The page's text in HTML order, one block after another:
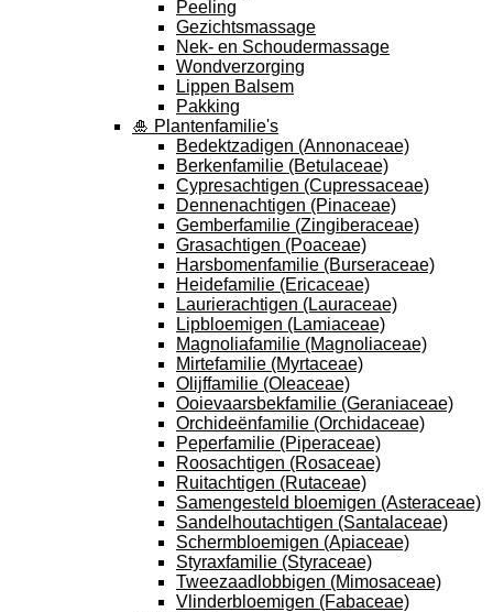
Peeling
Gezichtsmassage
Nek- en Schoudermassage
Wondverzorging
Lippen Balsem
Pakking
🎍 Plantenfamilie's
Bedektzadigen (Annonaceae)
Berkenfamilie (Betulaceae)
Cypresachtigen (Cupressaceae)
Dennenachtigen (Pinaceae)
Gemberfamilie (Zingiberaceae)
Grasachtigen (Poaceae)
Harsbomenfamilie (Burseraceae)
Heidefamilie (Ericaceae)
Laurierachtigen (Lauraceae)
Lipbloemigen (Lamiaceae)
Magnoliafamilie (Magnoliaceae)
Mirtefamilie (Myrtaceae)
Olijffamilie (Oleaceae)
Ooievaarsbekfamilie (Geraniaceae)
Orchideënfamilie (Orchidaceae)
Peperfamilie (Piperaceae)
Roosachtigen (Rosaceae)
Ruitachtigen (Rutaceae)
Samengesteld bloemigen (Asteraceae)
Sandelhoutachtigen (Santalaceae)
Schermbloemigen (Apiaceae)
Styraxfamilie (Styraceae)
Tweezaadlobbigen (Mimosaceae)
Vlinderbloemigen (Fabaceae)